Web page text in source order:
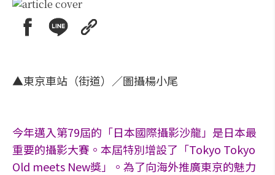
▲東京車站（街道）／圖攝楊小尾
今年邁入第79屆的「日本國際攝影沙龍」是日本最
重要的攝影大賽。本屆特別增設了「Tokyo Tokyo
Old meets New獎」。為了向海外推廣東京的魅力